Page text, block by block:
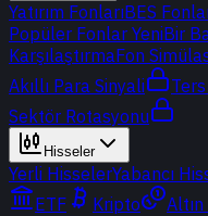
Yatırım FonlarıBES
Popüler Fonlar YeniBir
KarşılaştırmaFon
Akıllı Para Sinyali
Sektör Rotasyonu
Hisseler
Yerli HisselerYabancı
ETF
Kripto